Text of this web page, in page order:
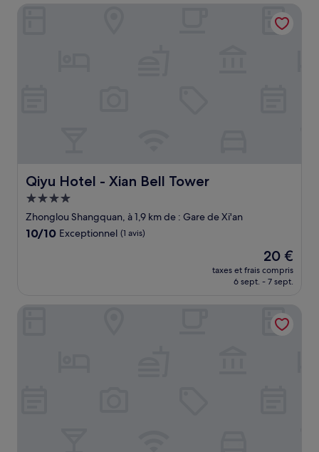
de
191 €
Qiyu Hotel - Xian Bell Tower
Qiyu Hotel - Xian Bell Tower
Hébergement
4.0 étoiles
Zhonglou Shangquan, à 1,9 km de : Gare de Xi'an
10.0
10/10 Exceptionnel (1 avis)
Le
nouveau
prix
de
20 €
20 €
taxes et frais compris
6 sept. - 7 sept.